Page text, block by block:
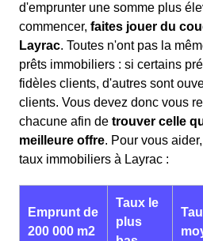
d'emprunter une somme plus
commencer, faites jouer du
Layrac. Toutes n'ont pas la
prêts immobiliers : si certains
fidèles clients, d'autres sont
clients. Vous devez donc vous
chacune afin de trouver celle
meilleure offre. Pour vous
taux immobiliers à Layrac :
Emprunt de
200 000 m2
Taux le
plus